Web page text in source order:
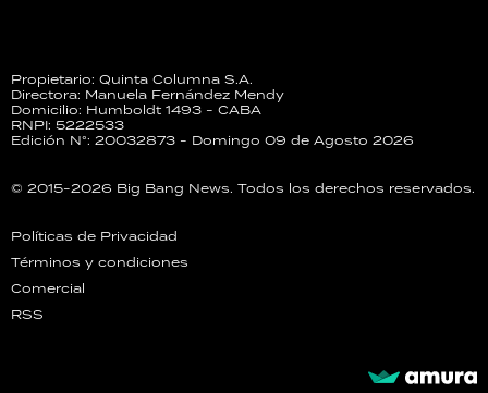
Propietario: Quinta Columna S.A.
Directora: Manuela Fernández Mendy
Domicilio: Humboldt 1493 - CABA
RNPI: 5222533
Edición N°: 20032873 - Domingo 09 de Agosto 2026
© 2015-2026 Big Bang News. Todos los derechos reservados.
Políticas de Privacidad
Términos y condiciones
Comercial
RSS